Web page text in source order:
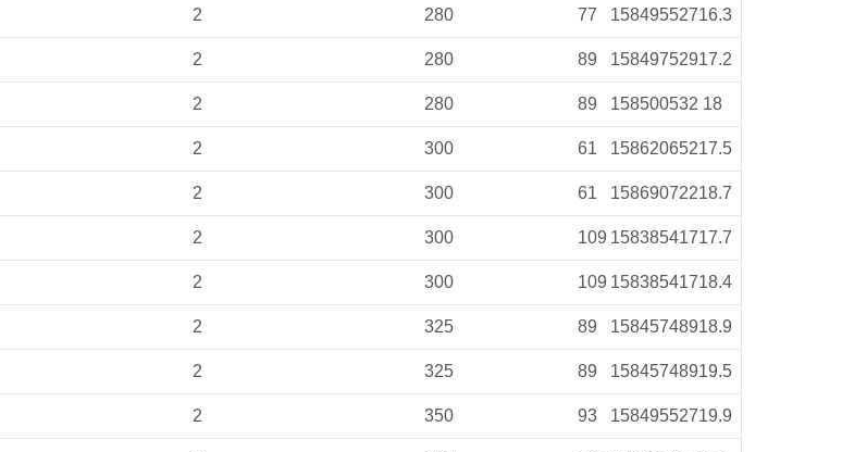
2 280 77 15849552716.3
2 280 89 15849752917.2
2 280 89 158500532 18
2 300 61 15862065217.5
2 300 61 15869072218.7
2 300 109 15838541717.7
2 300 109 15838541718.4
2 325 89 15845748918.9
2 325 89 15845748919.5
2 350 93 15849552719.9